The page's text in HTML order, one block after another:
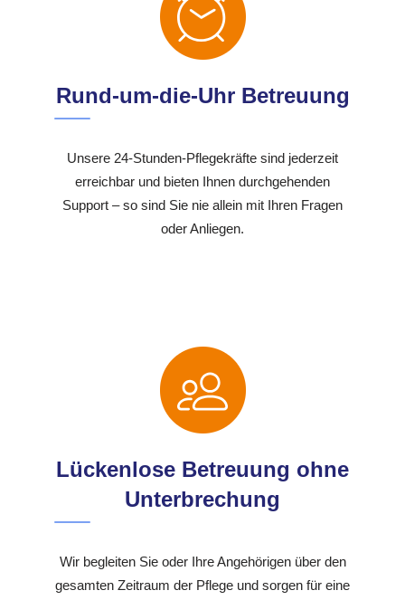
Rund-um-die-Uhr Betreuung
Unsere 24-Stunden-Pflegekräfte sind jederzeit
erreichbar und bieten Ihnen durchgehenden
Support – so sind Sie nie allein mit Ihren Fragen
oder Anliegen.
Lückenlose Betreuung ohne
Unterbrechung
Wir begleiten Sie oder Ihre Angehörigen über den
gesamten Zeitraum der Pflege und sorgen für eine